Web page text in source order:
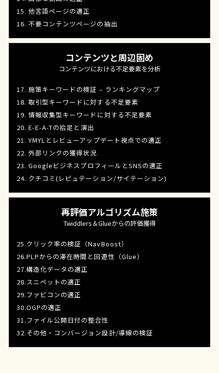
15. 他言語ページの適正
16. 不要コンテンツページの抽出
コンテンツと周辺固め
コンテンツにおける不足要素を分析
17. 施策キーワードの検証 – ランキングマップ
18. 取引型キーワードに対する不足要素
19. 情報収集型キーワードに対する不足要素
20. E-E-A-Tの拾足と演出
21. YMYLとレビューアップデート視点での適正
22. 外部リンクの獲得状況
23. GoogleビジネスプロフィールとSNSの適正
24. クチコミ(レピュテーション/サイテーション)
再評価アルゴリズム施策
Twiddlers＆Glueからの評価獲得
25.クリック率の検証（NavBoost）
26.PLPからの滞在時間と回遊性（Glue）
27.構造化データの適正
28.スニペットの適正
29.ファビコンの適正
30.OGPの適正
31.ファイル公開日付の整合性
32.その他・コンバージョン設計/導線の検証